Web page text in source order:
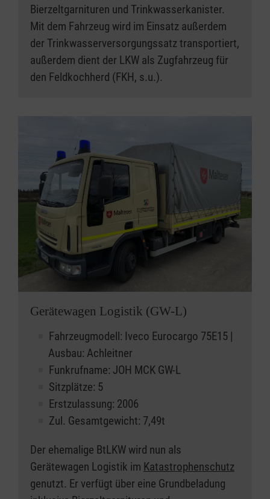
Bierzeltgarnituren und Trinkwasserkanister.
Mit dem Fahrzeug wird im Einsatz außerdem
der Trinkwasserversorgungssatz transportiert,
außerdem dient der LKW als Zugfahrzeug für
den Feldkochherd (FKH, s.u.).
Gerätewagen Logistik (GW-L)
Fahrzeugmodell: Iveco Eurocargo 75E15 |
Ausbau: Achleitner
Funkrufname: JOH MCK GW-L
Sitzplätze: 5
Erstzulassung: 2006
Zul. Gesamtgewicht: 7,49t
Der ehemalige BtLKW wird nun als
Gerätewagen Logistik im Katastrophenschutz
genutzt. Er verfügt über eine Grundbeladung